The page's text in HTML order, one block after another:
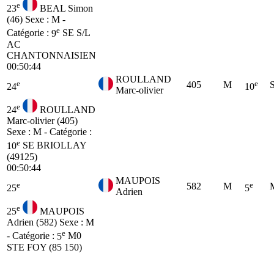
23e
BEAL Simon
(46) Sexe : M -
Catégorie : 9e SE S/L
AC
CHANTONNAISIEN
00:50:44
24e
ROULLAND
Marc-olivier
405 M 10e
24e
ROULLAND
Marc-olivier (405)
Sexe : M - Catégorie :
10e SE BRIOLLAY
(49125)
00:50:44
25e
MAUPOIS
Adrien
582 M 5e
25e
MAUPOIS
Adrien (582) Sexe : M
- Catégorie : 5e M0
STE FOY (85 150)